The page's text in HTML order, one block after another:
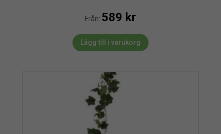
Från: 589 kr
Lägg till i varukorg